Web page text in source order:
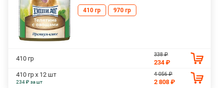
410 гр 970 гр
410 гр
338 ₽
234 ₽
410 гр х 12 шт
234 ₽ за шт
4 056 ₽
2 808 ₽